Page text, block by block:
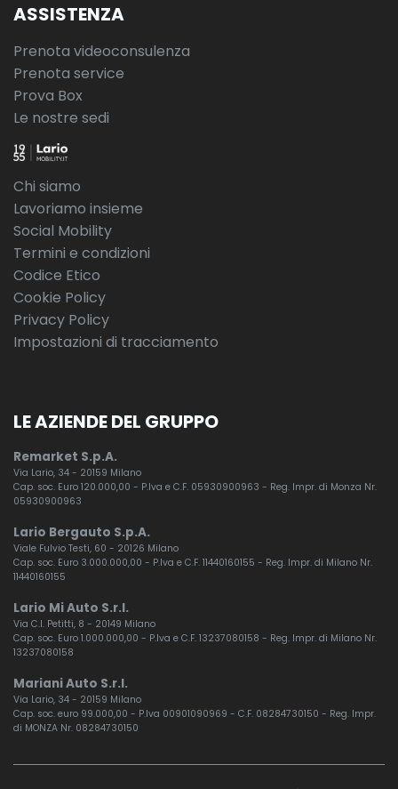
ASSISTENZA
Prenota videoconsulenza
Prenota service
Prova Box
Le nostre sedi
Chi siamo
Lavoriamo insieme
Social Mobility
Termini e condizioni
Codice Etico
Cookie Policy
Privacy Policy
Impostazioni di tracciamento
LE AZIENDE DEL GRUPPO
Remarket S.p.A.
Via Lario, 34 - 20159 Milano
Cap. soc. Euro 120.000,00 - P.Iva e C.F. 05930900963 - Reg. Impr. di Monza Nr.
05930900963
Lario Bergauto S.p.A.
Viale Fulvio Testi, 60 - 20126 Milano
Cap. soc. Euro 3.000.000,00 - P.Iva e C.F. 11440160155 - Reg. Impr. di Milano Nr.
11440160155
Lario Mi Auto S.r.l.
Via C.I. Petitti, 8 - 20149 Milano
Cap. soc. Euro 1.000.000,00 - P.Iva e C.F. 13237080158 - Reg. Impr. di Milano Nr.
13237080158
Mariani Auto S.r.l.
Via Lario, 34 - 20159 Milano
Cap. soc. euro 99.000,00 - P.Iva 00901090969 - C.F. 08284730150 - Reg. Impr.
di MONZA Nr. 08284730150